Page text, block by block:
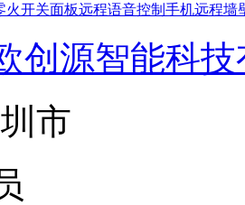
火开关面板远程语音控制手机远程墙
创源智能科
市